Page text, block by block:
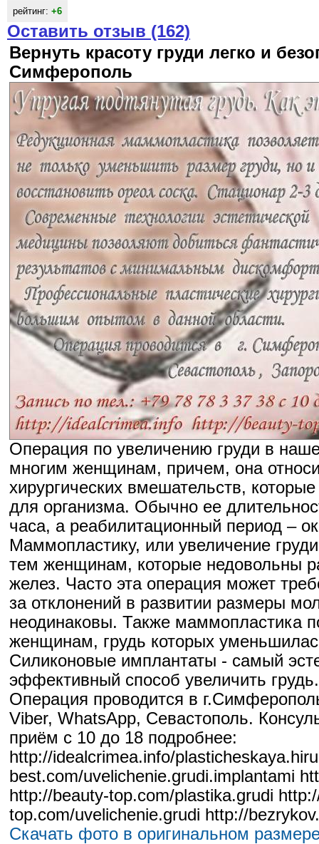
рейтинг: +6
Оставить отзыв (162)
Вернуть красоту груди легко и
Симферополь
Операция по увеличению груди в
многим женщинам, причем, она
хирургических вмешательств,
для организма. Обычно ее
часа, а реабилитационный период –
Маммопластику, или увеличение
тем женщинам, которые недовольны
желез. Часто эта операция может
за отклонений в развитии размеры
неодинаковы. Также маммопластика
женщинам, грудь которых
Силиконовые имплантаты - самый
эффективный способ увеличить
Операция проводится в
Viber, WhatsApp, Севастополь.
приём с 10 до 18 подробнее:
http://idealcrimea.info/
best.com/uvelichenie.grudi.implantami
http://beauty-top.com/plastika.grudi
top.com/uvelichenie.grudi http://
Скачать фото в оригинальном